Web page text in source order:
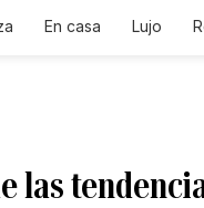
En casa Lujo
las